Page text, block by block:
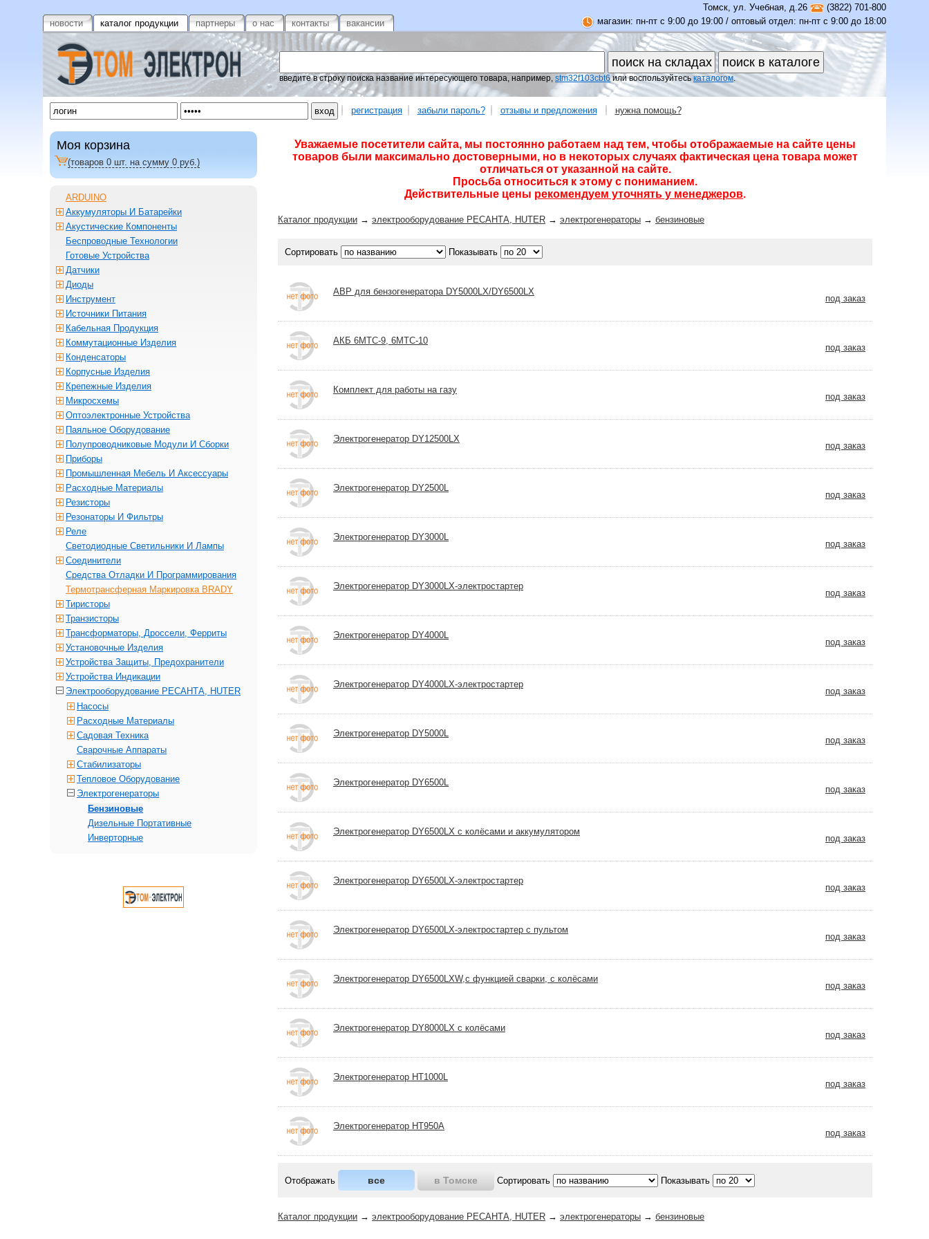
новости каталог продукции партнеры о нас контакты вакансии
Томск, ул. Учебная, д.26
(3822) 701-800
магазин: пн-пт с 9:00 до 19:00 / оптовый отдел: пн-пт с 9:00 до 18:00
введите в строку поиска название интересующего товара, например, stm32f103cbt6или воспользуйтесь каталогом.
регистрация забыли пароль? отзывы и предложения нужна помощь?
Уважаемые посетители сайта, мы постоянно работаем над тем, чтобы отображаемые на сайте цены
товаров были максимально достоверными, но в некоторых случаях фактическая цена товара может
отличаться от указанной на сайте.
Просьба относиться к этому с пониманием.
Действительные цены рекомендуем уточнять у менеджеров.
Каталог продукции → электрооборудование РЕСАНТА, HUTER → электрогенераторы → бензиновые
Сортировать Показывать
АВР для бензогенератора DY5000LX/DY6500LX
под заказ
АКБ 6МТС-9, 6МТС-10
под заказ
Комплект для работы на газу
под заказ
Электрогенератор DY12500LX
под заказ
Электрогенератор DY2500L
под заказ
Электрогенератор DY3000L
под заказ
Электрогенератор DY3000LX-электростартер
под заказ
Электрогенератор DY4000L
под заказ
Электрогенератор DY4000LX-электростартер
под заказ
Электрогенератор DY5000L
под заказ
Электрогенератор DY6500L
под заказ
Электрогенератор DY6500LX с колёсами и аккумулятором
под заказ
Электрогенератор DY6500LX-электростартер
под заказ
Электрогенератор DY6500LX-электростартер с пультом
под заказ
Электрогенератор DY6500LXW,с функцией сварки, с колёсами
под заказ
Электрогенератор DY8000LX с колёсами
под заказ
Электрогенератор HT1000L
под заказ
Электрогенератор HT950A
под заказ
Отображать все в Томске Сортировать Показывать
Каталог продукции → электрооборудование РЕСАНТА, HUTER → электрогенераторы → бензиновые
Моя корзина
(товаров 0 шт. на сумму 0 руб.)
ARDUINO
Аккумуляторы И Батарейки
Акустические Компоненты
Беспроводные Технологии
Готовые Устройства
Датчики
Диоды
Инструмент
Источники Питания
Кабельная Продукция
Коммутационные Изделия
Конденсаторы
Корпусные Изделия
Крепежные Изделия
Микросхемы
Оптоэлектронные Устройства
Паяльное Оборудование
Полупроводниковые Модули И Сборки
Приборы
Промышленная Мебель И Аксессуары
Расходные Материалы
Резисторы
Резонаторы И Фильтры
Реле
Светодиодные Светильники И Лампы
Соединители
Средства Отладки И Программирования
Термотрансферная Маркировка BRADY
Тиристоры
Транзисторы
Трансформаторы, Дроссели, Ферриты
Установочные Изделия
Устройства Защиты, Предохранители
Устройства Индикации
Электрооборудование РЕСАНТА, HUTER
Насосы
Расходные Материалы
Садовая Техника
Сварочные Аппараты
Стабилизаторы
Тепловое Оборудование
Электрогенераторы
Бензиновые
Дизельные Портативные
Инверторные